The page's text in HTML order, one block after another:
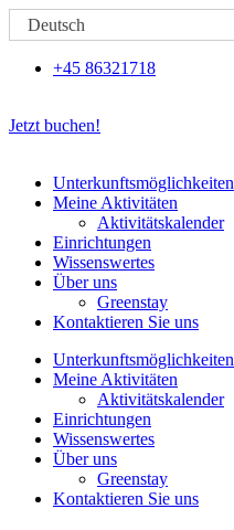
Zum
Inhalt
Deutsch
+45 86321718
Jetzt buchen!
Unterkunftsmöglichkeiten
Meine Aktivitäten
Aktivitätskalender
Einrichtungen
Wissenswertes
Über uns
Greenstay
Kontaktieren Sie uns
Unterkunftsmöglichkeiten
Meine Aktivitäten
Aktivitätskalender
Einrichtungen
Wissenswertes
Über uns
Greenstay
Kontaktieren Sie uns